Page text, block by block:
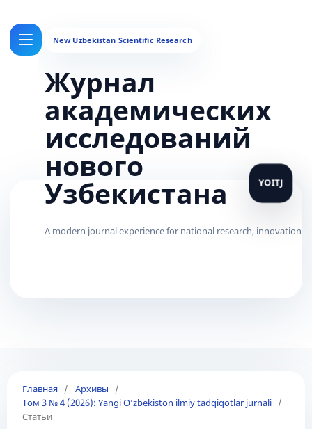
Журнал
академических
исследований
нового
Узбекистана
Главная / Архивы
/
Том 3 № 4 (2026): Yangi O‘zbekiston ilmiy tadqiqotlar jurnali /
Статьи